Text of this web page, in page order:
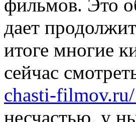
фильмов. Это
дает
итоге многие
сейчас
chasti-
несчастью, у